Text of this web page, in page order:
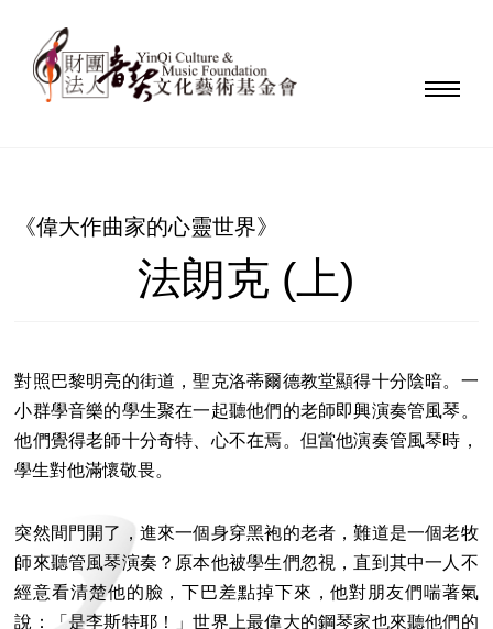
《偉大作曲家的心靈世界》
法朗克 (上)
對照巴黎明亮的街道，聖克洛蒂爾德教堂顯得十分陰暗。一
小群學音樂的學生聚在一起聽他們的老師即興演奏管風琴。
他們覺得老師十分奇特、心不在焉。但當他演奏管風琴時，
學生對他滿懷敬畏。
突然間門開了，進來一個身穿黑袍的老者，難道是一個老牧
師來聽管風琴演奏？原本他被學生們忽視，直到其中一人不
經意看清楚他的臉，下巴差點掉下來，他對朋友們喘著氣
說：「是李斯特耶！」世界上最偉大的鋼琴家也來聽他們的